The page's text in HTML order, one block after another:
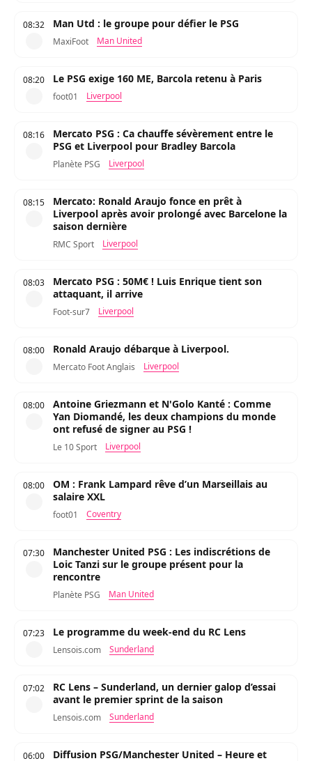
08:32 Man Utd : le groupe pour défier le PSG
MaxiFoot Man United
08:20 Le PSG exige 160 ME, Barcola retenu à Paris
foot01 Liverpool
08:16
Mercato PSG : Ca chauffe sévèrement entre le
PSG et Liverpool pour Bradley Barcola
Planète PSG Liverpool
08:15
Mercato: Ronald Araujo fonce en prêt à
Liverpool après avoir prolongé avec Barcelone la
saison dernière
RMC Sport Liverpool
08:03
Mercato PSG : 50M€ ! Luis Enrique tient son
attaquant, il arrive
Foot-sur7 Liverpool
08:00 Ronald Araujo débarque à Liverpool.
Mercato Foot Anglais Liverpool
08:00
Antoine Griezmann et N'Golo Kanté : Comme
Yan Diomandé, les deux champions du monde
ont refusé de signer au PSG !
Le 10 Sport Liverpool
08:00
OM : Frank Lampard rêve d’un Marseillais au
salaire XXL
foot01 Coventry
07:30
Manchester United PSG : Les indiscrétions de
Loic Tanzi sur le groupe présent pour la
rencontre
Planète PSG Man United
07:23 Le programme du week-end du RC Lens
Lensois.com Sunderland
07:02
RC Lens – Sunderland, un dernier galop d’essai
avant le premier sprint de la saison
Lensois.com Sunderland
06:00
Diffusion PSG/Manchester United – Heure et